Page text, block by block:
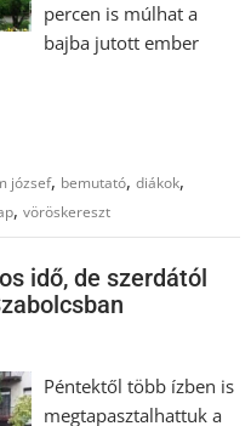
percen is múlhat a
bajba jutott ember
józsef, bemutató,diákok,
,vöröskereszt
idő, de szerdától
Péntektől több ízben is
megtapasztalhattuk a